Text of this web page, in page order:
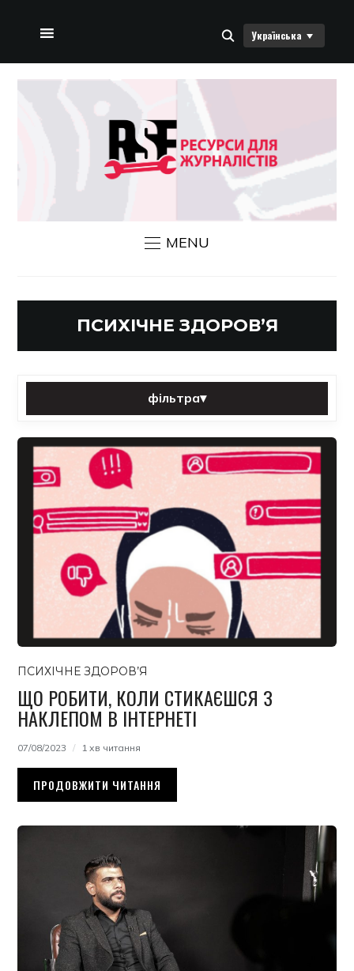
ДОМАШНЯ СТОРІНКА
ЗВ’ЯЗАТИСЯ З НАМИ
Українська
MENU
ПСИХІЧНЕ ЗДОРОВ’Я
фільтра▾
Категорія:
Теґ:
фільтра
Скинути
Усі публікації
ПСИХІЧНЕ ЗДОРОВ’Я
ЩО РОБИТИ, КОЛИ СТИКАЄШСЯ З
НАКЛЕПОМ В ІНТЕРНЕТІ
07/08/2023 1 хв читання
ПРОДОВЖИТИ ЧИТАННЯ